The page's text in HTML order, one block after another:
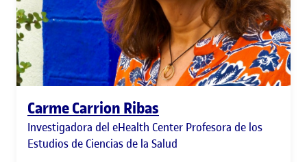
Carme Carrion Ribas
Investigadora del eHealth Center Profesora de los
Estudios de Ciencias de la Salud